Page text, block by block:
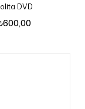
DVD
600,00